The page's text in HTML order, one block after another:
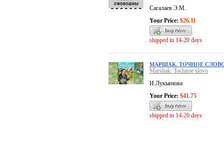
Сагалаев Э.М.
Your Price: $26.11
shipped in 14-20 days
МАРШАК. ТОЧНОЕ
Marshak. Tochnoe slovo
И.Лукьянова
Your Price: $41.75
shipped in 14-20 days